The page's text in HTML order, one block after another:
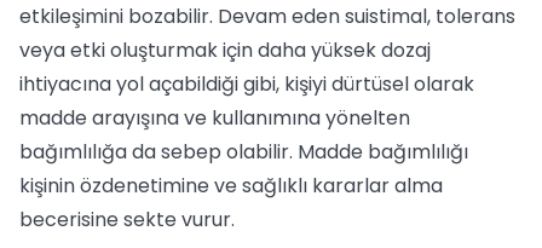
etkileşimini bozabilir. Devam eden suistimal, tolerans
veya etki oluşturmak için daha yüksek dozaj
ihtiyacına yol açabildiği gibi, kişiyi dürtüsel olarak
madde arayışına ve kullanımına yönelten
bağımlılığa da sebep olabilir. Madde bağımlılığı
kişinin özdenetimine ve sağlıklı kararlar alma
becerisine sekte vurur.